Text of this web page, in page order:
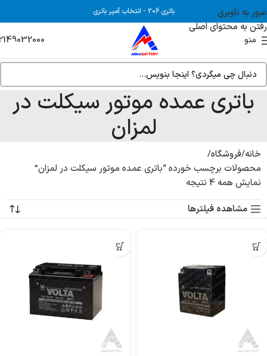
عبور به ناوبری
رفتن به محتوای اصلی
باتری 206 - انتخاب آمپر باتری
منو
باتری عمده موتور سیکلت در
لمزان
خانه فروشگاه
محصولات برچسب خورده “باتری عمده موتور سیکلت در لمزان”
نمایش همه 4 نتیجه
مشاهده فیلترها